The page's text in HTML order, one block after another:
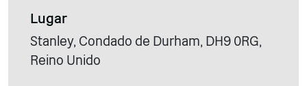
Lugar
Stanley, Condado de Durham, DH9 0RG,
Reino Unido